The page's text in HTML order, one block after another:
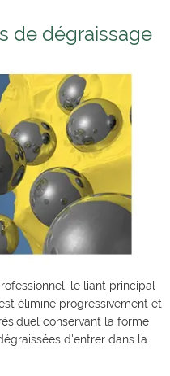
de dégraissage
le liant principal
éliminé progressivement et
conservant la forme
d'entrer dans la